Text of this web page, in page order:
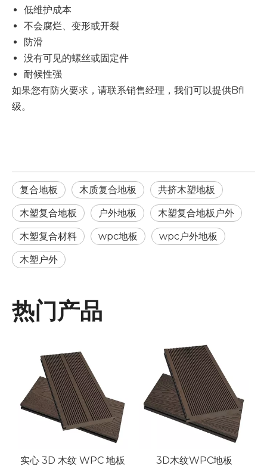
低维护成本
不会腐烂、变形或开裂
防滑
没有可见的螺丝或固定件
耐候性强
如果您有防火要求，请联系销售经理，我们可以提供Bfl
级。
复合地板 木质复合地板 共挤木塑地板
木塑复合地板 户外地板 木塑复合地板户外
木塑复合材料 wpc地板 wpc户外地板
木塑户外
热门产品
实心 3D 木纹 WPC 地板 3D木纹WPC地板